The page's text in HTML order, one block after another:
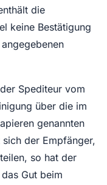
die
keine Bestätigung
Spediteur vom
über die im
genannten
der Empfänger,
so hat der
Gut beim